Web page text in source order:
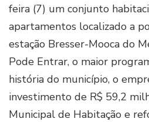
feira (7) um conjunto
apartamentos localizado a
estação Bresser-Mooca do
Pode Entrar, o maior
história do município, o
investimento de R$ 59,2
Municipal de Habitação e